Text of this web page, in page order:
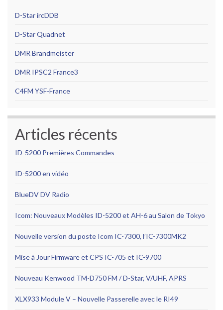
D-Star ircDDB
D-Star Quadnet
DMR Brandmeister
DMR IPSC2 France3
C4FM YSF-France
Articles récents
ID-5200 Premières Commandes
ID-5200 en vidéo
BlueDV DV Radio
Icom: Nouveaux Modèles ID-5200 et AH-6 au Salon de Tokyo
Nouvelle version du poste Icom IC-7300, l’IC-7300MK2
Mise à Jour Firmware et CPS IC-705 et IC-9700
Nouveau Kenwood TM-D750 FM / D-Star, V/UHF, APRS
XLX933 Module V – Nouvelle Passerelle avec le RI49